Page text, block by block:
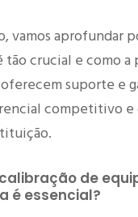
vamos aprofundar
tão crucial e como a
suporte e
competitivo e
de
é essencial?